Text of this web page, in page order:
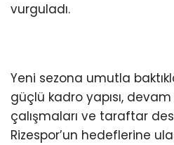
vurguladı.
Yeni sezona umutla
güçlü kadro yapısı,
çalışmaları ve taraftar
Rizespor’un hedeflerine